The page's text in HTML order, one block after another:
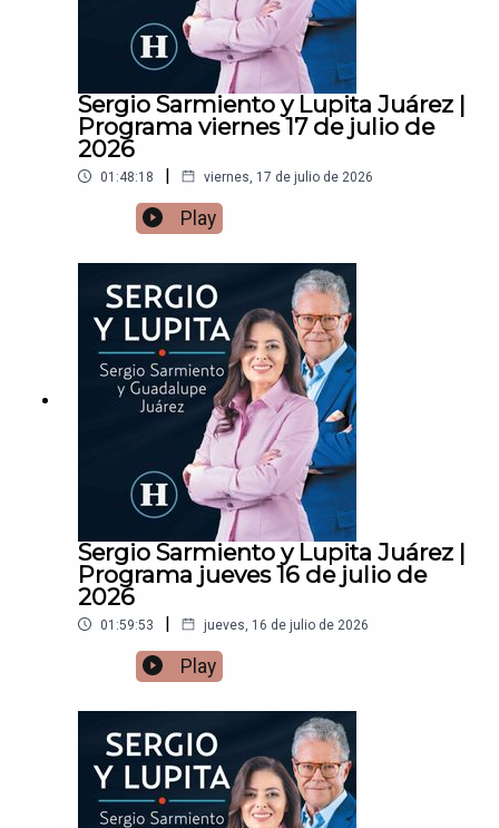
Sergio Sarmiento y Lupita Juárez |
Programa viernes 17 de julio de
2026
01:48:18 | viernes, 17 de julio de 2026
Play
Sergio Sarmiento y Lupita Juárez |
Programa jueves 16 de julio de
2026
01:59:53 | jueves, 16 de julio de 2026
Play